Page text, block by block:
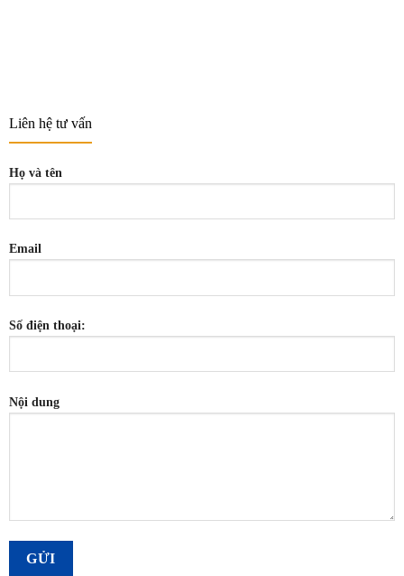
Liên hệ tư vấn
Họ và tên
Email
Số điện thoại:
Nội dung